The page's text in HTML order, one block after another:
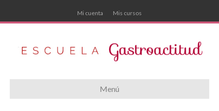
Mi cuenta Mis cursos
Menú